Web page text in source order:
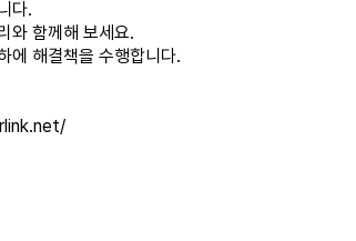
다.
와 함께해 보세요.
에 해결책을 수행합니다.